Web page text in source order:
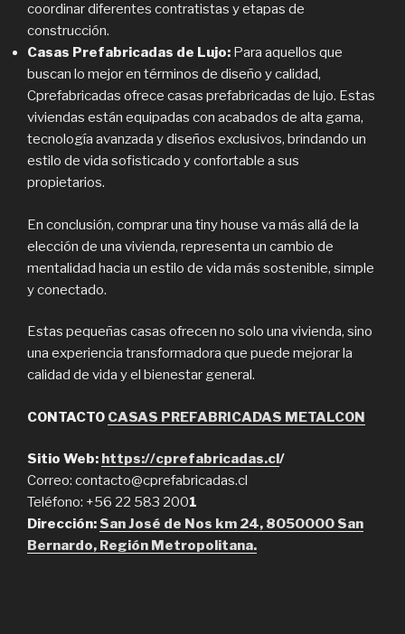
coordinar diferentes contratistas y etapas de
construcción.
Casas Prefabricadas de Lujo: Para aquellos que
buscan lo mejor en términos de diseño y calidad,
Cprefabricadas ofrece casas prefabricadas de lujo. Estas
viviendas están equipadas con acabados de alta gama,
tecnología avanzada y diseños exclusivos, brindando un
estilo de vida sofisticado y confortable a sus
propietarios.
En conclusión, comprar una tiny house va más allá de la
elección de una vivienda, representa un cambio de
mentalidad hacia un estilo de vida más sostenible, simple
y conectado.
Estas pequeñas casas ofrecen no solo una vivienda, sino
una experiencia transformadora que puede mejorar la
calidad de vida y el bienestar general.
CONTACTO CASAS PREFABRICADAS METALCON
Sitio Web: https://cprefabricadas.cl/
Correo: contacto@cprefabricadas.cl
Teléfono: +56 22 583 2001
Dirección: San José de Nos km 24, 8050000 San
Bernardo, Región Metropolitana.